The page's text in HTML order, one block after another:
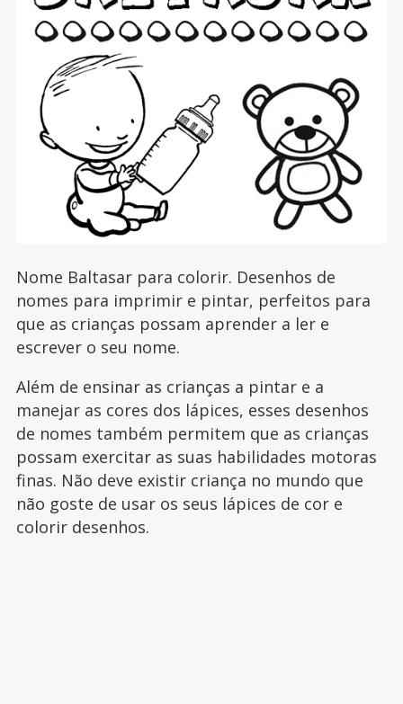
Nome Baltasar para colorir. Desenhos de
nomes para imprimir e pintar, perfeitos para
que as crianças possam aprender a ler e
escrever o seu nome.
Além de ensinar as crianças a pintar e a
manejar as cores dos lápices, esses desenhos
de nomes também permitem que as crianças
possam exercitar as suas habilidades motoras
finas. Não deve existir criança no mundo que
não goste de usar os seus lápices de cor e
colorir desenhos.